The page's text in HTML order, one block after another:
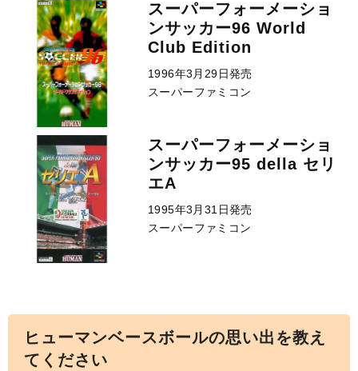
スーパーフォーメーショ
ンサッカー96 World
Club Edition
1996年3月29日発売
スーパーファミコン
スーパーフォーメーショ
ンサッカー95 della セリ
エA
1995年3月31日発売
スーパーファミコン
ヒューマンベースボールの思い出を教え
てください